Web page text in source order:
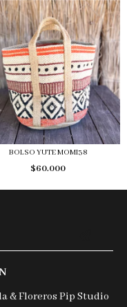
BOLSO YUTE MOMI38
$60.000
& Floreros Pip Studio